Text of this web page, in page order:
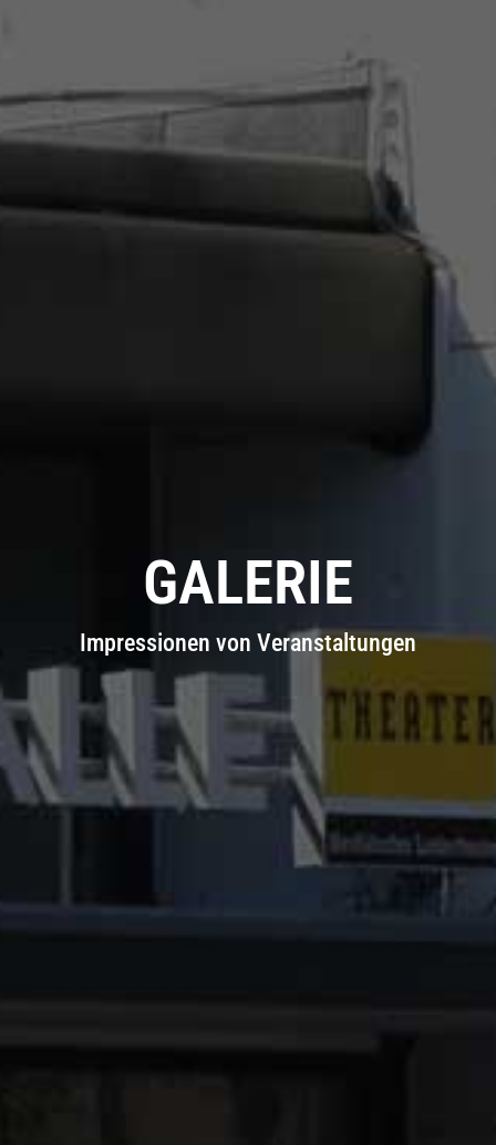
GALERIE
Impressionen von Veranstaltungen